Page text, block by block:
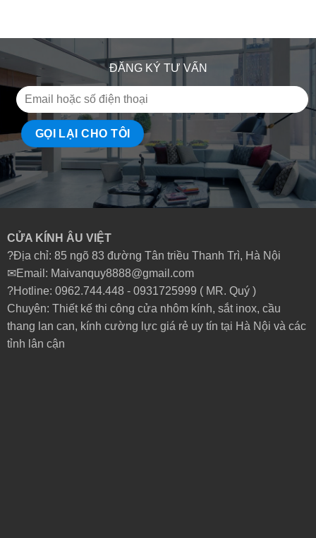
ĐĂNG KÝ TƯ VẤN
CỬA KÍNH ÂU VIỆT
?Địa chỉ: 85 ngõ 83 đường Tân triều Thanh Trì, Hà Nội
✉Email: Maivanquy8888@gmail.com
?Hotline: 0962.744.448 - 0931725999 ( MR. Quý )
Chuyên: Thiết kế thi công cửa nhôm kính, sắt inox, cầu
thang lan can, kính cường lực giá rẻ uy tín tại Hà Nội và các
tỉnh lân cận